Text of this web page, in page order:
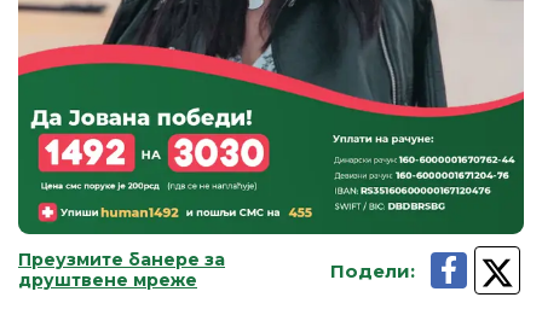
Преузмите банере за
друштвене мреже
Подели: